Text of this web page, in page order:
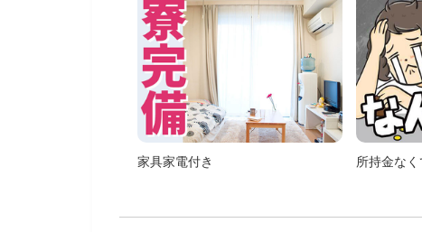
家具家電付き 所持金な